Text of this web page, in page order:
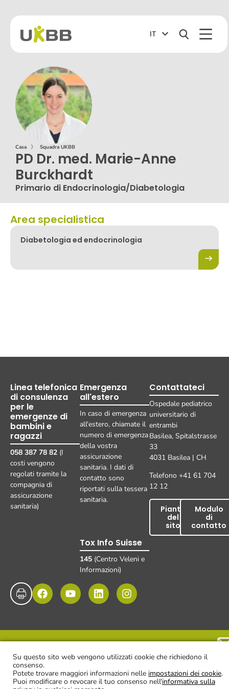
IT
Casa 〉 Squadra UKBB
PD Dr. med. Marie-Anne
Burckhardt
Primario di Endocrinologia/Diabetologia
Area specialistica
Diabetologia ed endocrinologia
Linea telefonica
di consulenza
per le
emergenze di
bambini e
ragazzi
058 387 78 82 (I
costi vengono
regolati tramite la
compagnia di
assicurazione
sanitaria)
Emergenza
all'estero
In caso di emergenza
all'estero, chiamate il
numero di emergenza
della vostra
assicurazione
sanitaria. I dati di
contatto sono
riportati sulla tessera
sanitaria.
Tox Info Suisse
145 (Centro Veleni e
Informazioni)
Contattateci
Ospedale pediatrico
universitario di
entrambi
Basilea, Spitalstrasse
33
4031 Basilea | CH
Telefono +41 61 704
12 12
Pianta
del
sito
Modulo
di
contatto
Impronta
Protezione dei dati
Esclusione di responsabilità